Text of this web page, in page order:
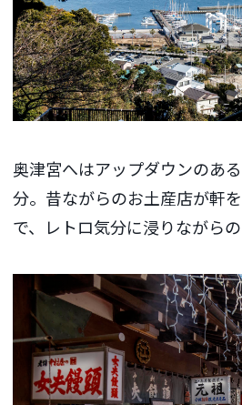
奥津宮へはアップダウンのあ
分。昔ながらのお土産店が軒
で、レトロ気分に浸りながらの